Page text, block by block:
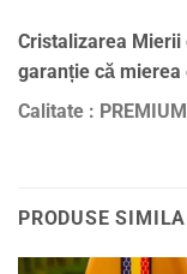
Cristalizarea
garanție că mierea
Calitate : PREMIUM
PRODUSE